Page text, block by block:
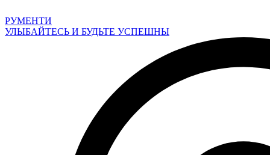
к
содержимому
РУМЕНТИ
УЛЫБАЙТЕСЬ И БУДЬТЕ УСПЕШНЫ